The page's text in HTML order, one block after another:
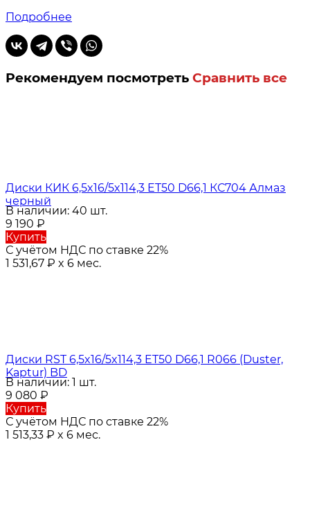
Подробнее
Рекомендуем посмотреть Сравнить все
Диски КИК 6,5x16/5x114,3 ET50 D66,1 КС704 Алмаз
черный
В наличии: 40 шт.
9 190 ₽
Купить
С учётом НДС по ставке 22%
1 531,67 ₽ x 6 мес.
Диски RST 6,5x16/5x114,3 ET50 D66,1 R066 (Duster,
Kaptur) BD
В наличии: 1 шт.
9 080 ₽
Купить
С учётом НДС по ставке 22%
1 513,33 ₽ x 6 мес.